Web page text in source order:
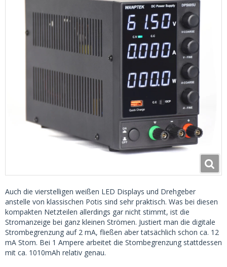
Auch die vierstelligen weißen LED Displays und Drehgeber
anstelle von klassischen Potis sind sehr praktisch. Was bei diesen
kompakten Netzteilen allerdings gar nicht stimmt, ist die
Stromanzeige bei ganz kleinen Strömen. Justiert man die digitale
Strombegrenzung auf 2 mA, fließen aber tatsächlich schon ca. 12
mA Stom. Bei 1 Ampere arbeitet die Stombegrenzung stattdessen
mit ca. 1010mAh relativ genau.